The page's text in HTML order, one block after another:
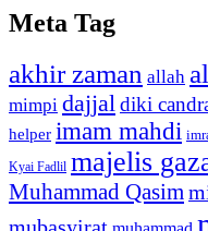
Meta Tag
akhir zaman allah
mimpi dajjaldiki
helper imam mahdi
Kyai Fadlil majelis
Muhammad Qasim